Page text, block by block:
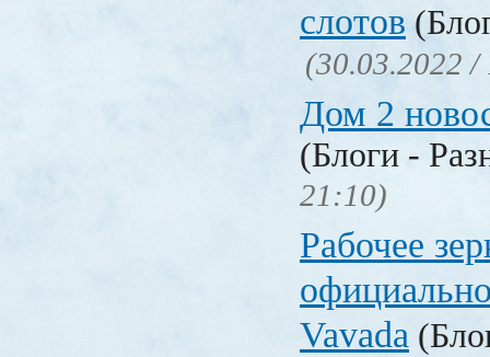
слотов
(30.03.2022 /
Дом 2
(Блоги -
21:10)
Рабочее
Vavada